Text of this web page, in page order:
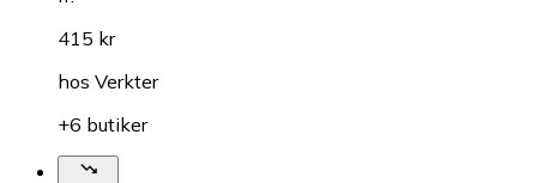
415 kr
hos Verkter
+6 butiker